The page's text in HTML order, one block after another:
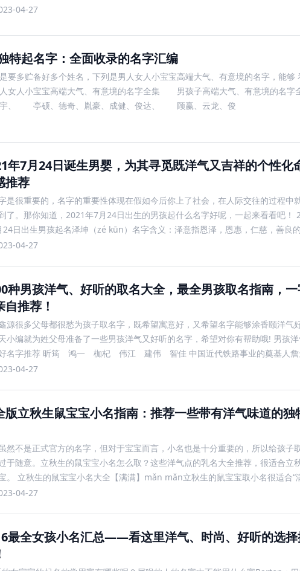
hào）名字出自唐贯休《少
04-27
特起名字：全面收录的名字汇编
要多贮备好多个姓名，下列是男人女人小宝宝高端大气、有意境的名字，能够
女人小宝宝高端大气、有意境的名字全集 男孩子高端大气、有意境的名字
、 亭硕、德奇、胤豪、成健、俊达、 顾赢、云龙、俊
年7月24日诞生男婴，为其寻觅既洋气又吉祥的个性化
推荐
是很重要的，名字的重要性体现在假如今后你上了社会，在人际交往的过程中
了。那你知道，2021年7月24日出生的男孩起什么名字好呢，一起来看看吧！
24日出生男孩起名泽坤（zé kūn）名字含义：泽意指恩泽，恩惠，仁慈，善良
意指宽以待人，高强，有魄力的意思。
04-27
种男孩洋气、好听的取名大全，最全男孩取名指南，
自推荐！
源很多父母都很愁为孩子取名字，既希望寓意好，又希望名字能够涂香颐洋气
小编就为姓父母准备了一些男孩洋气又好听的名字，希望对你有帮助哦! 男孩
名字推荐 昕筠 鸿一 枷杞 伟江 建伟 智佳 中国近代铁路事业的奠基人詹
天护佑)就是一位出自平凡百姓人家的爱国
04-27
版立秋生鼠宝宝小名指南：推荐一些带有洋气味道的独
然不是正式官方的名字，但对于宝宝而言，小名也是十分重要的，所以给孩子
于随意。立秋生的鼠宝宝小名怎么取？这些洋气点的乳名大全推荐，很适合立
。 立秋生的鼠宝宝小名大全【满满】mǎn mǎn立秋生的鼠宝宝取小名很适合“
为鼠最爱五谷杂粮，“满”字描绘出一幅穰穰满家
04-27
最全女孩小名汇总——看这里洋气、时尚、好听的选